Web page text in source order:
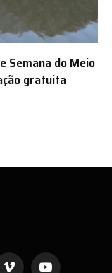
Semana do Meio
gratuita